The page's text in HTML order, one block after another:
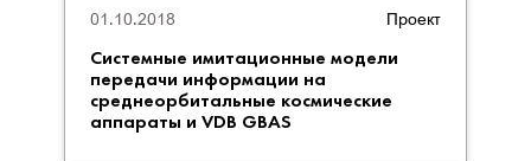
Проект
Системные имитационные модели
передачи информации на
среднеорбитальные космические
аппараты и VDB GBAS
01.10.2018